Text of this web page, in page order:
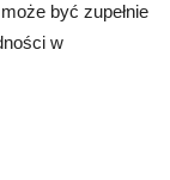
być zupełnie
w